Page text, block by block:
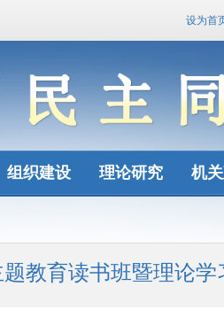
设为首
组织建设 理论研究 机
教育读书班暨理论